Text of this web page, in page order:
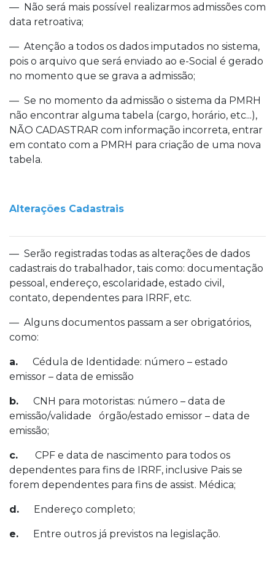
— Não será mais possível realizarmos admissões com
data retroativa;
— Atenção a todos os dados imputados no sistema,
pois o arquivo que será enviado ao e-Social é gerado
no momento que se grava a admissão;
— Se no momento da admissão o sistema da PMRH
não encontrar alguma tabela (cargo, horário, etc...),
NÃO CADASTRAR com informação incorreta, entrar
em contato com a PMRH para criação de uma nova
tabela.
Alterações Cadastrais
— Serão registradas todas as alterações de dados
cadastrais do trabalhador, tais como: documentação
pessoal, endereço, escolaridade, estado civil,
contato, dependentes para IRRF, etc.
— Alguns documentos passam a ser obrigatórios,
como:
a. Cédula de Identidade: número – estado
emissor – data de emissão
b. CNH para motoristas: número – data de
emissão/validade órgão/estado emissor – data de
emissão;
c. CPF e data de nascimento para todos os
dependentes para fins de IRRF, inclusive Pais se
forem dependentes para fins de assist. Médica;
d. Endereço completo;
e. Entre outros já previstos na legislação.